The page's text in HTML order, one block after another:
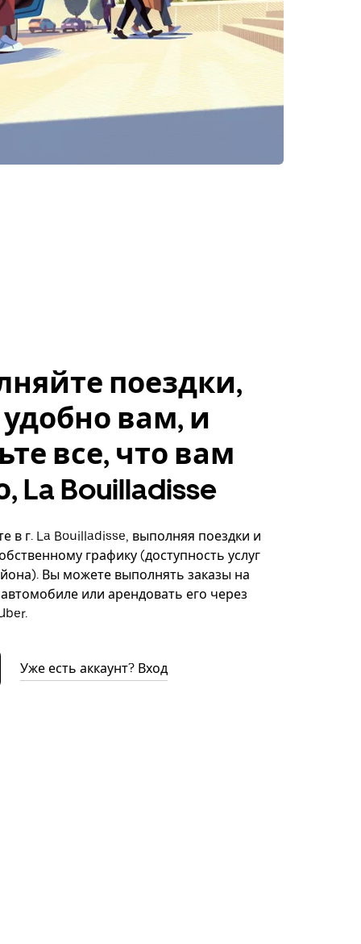
поездки,
удобно вам, и
все, что вам
La Bouilladisse
в г. La Bouilladisse, выполняя поездки и
графику (доступность услуг
Вы можете выполнять заказы на
или арендовать его через
Уже есть аккаунт? Вход